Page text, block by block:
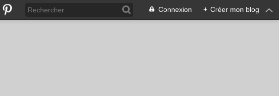
Connexion + Créer mon blog